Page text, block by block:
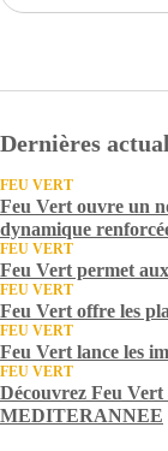
Dernières
FEU VERT
Feu Vert ouvre un
dynamique
FEU VERT
Feu Vert permet
FEU VERT
Feu Vert offre les
FEU VERT
Feu Vert lance les
FEU VERT
Découvrez Feu
MEDITERANNEE